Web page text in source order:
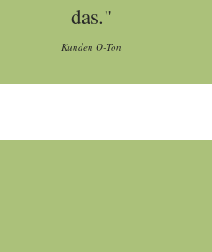
das."
Kunden O-Ton